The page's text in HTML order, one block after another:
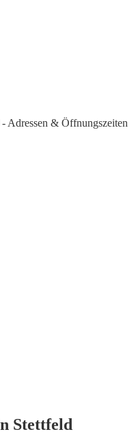
Adressen & Öffnungszeiten
Stettfeld